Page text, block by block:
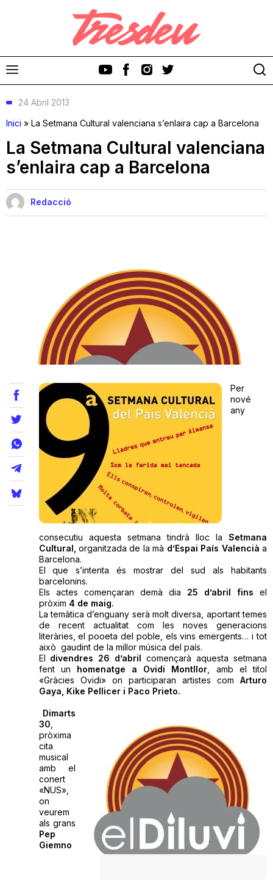
Discos
Teatre
Internet
Opinió
La Llista
Llocs
24 Abril 2013
Inici » La Setmana Cultural valenciana s’enlaira cap a Barcelona
La Setmana Cultural valenciana
s’enlaira cap a Barcelona
Redacció
Per
nové
any
consecutiu aquesta setmana tindrà lloc la Setmana
Cultural, organitzada de la mà d’Espai País Valencià a
Barcelona.
El que s’intenta és mostrar del sud als habitants
barcelonins.
Els actes començaran demà dia 25 d’abril fins el
pròxim 4 de maig.
La temàtica d’enguany serà molt diversa, aportant temes
de recent actualitat com les noves generacions
literàries, el pooeta del poble, els vins emergents… i tot
això gaudint de la millor música del país.
El divendres 26 d’abril començarà aquesta setmana
fent un homenatge a Ovidi Montllor , amb el titol
«Gràcies Ovidi» on participaran artistes com Arturo
Gaya, Kike Pellicer i Paco Prieto.
Dimarts
30
pròxima
cita
musical
amb el
conert
«NUS»,
on
veurem
als grans
Pep
Giemno